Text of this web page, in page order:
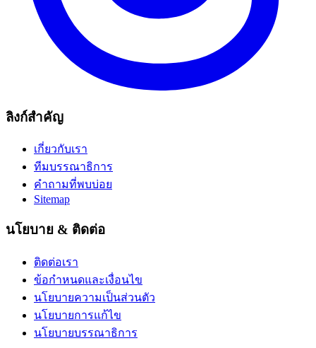
ลิงก์สำคัญ
เกี่ยวกับเรา
ทีมบรรณาธิการ
คำถามที่พบบ่อย
Sitemap
นโยบาย & ติดต่อ
ติดต่อเรา
ข้อกำหนดและเงื่อนไข
นโยบายความเป็นส่วนตัว
นโยบายการแก้ไข
นโยบายบรรณาธิการ